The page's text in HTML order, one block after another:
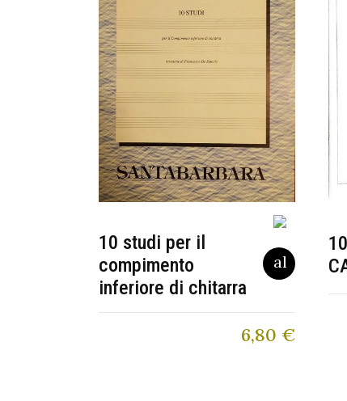
10 studi per il
compimento
inferiore di chitarra
6,80 €